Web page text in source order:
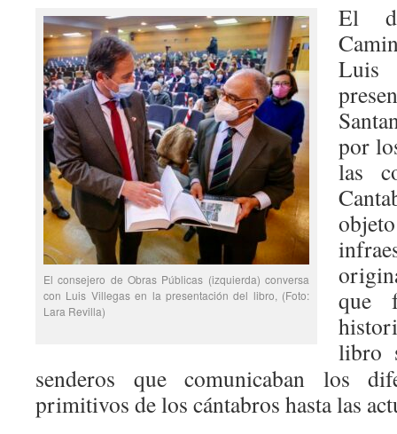
El consejero de Obras Públicas (izquierda) conversa
con Luis Villegas en la presentación del libro, (Foto:
Lara Revilla)
El
Luis
por
las
que
libro
senderos que comunicaban los
primitivos de los cántabros hasta las